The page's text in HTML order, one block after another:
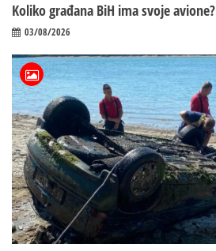
Koliko građana BiH ima svoje avione?
03/08/2026